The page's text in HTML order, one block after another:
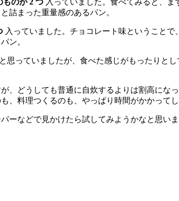
詰まった重量感のあるパン。
入っていました。チョコレート味ということ
ン。
思っていましたが、食べた感じがもったりとし
、どうしても普通に自炊するよりは割高にな
、料理つくるのも、やっぱり時間がかかってし
ーなどで見かけたら試してみようかなと思い